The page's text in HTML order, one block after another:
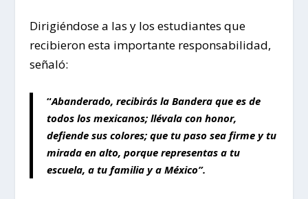
Dirigiéndose a las y los estudiantes que
recibieron esta importante responsabilidad,
señaló:
“Abanderado, recibirás la Bandera que es de
todos los mexicanos; llévala con honor,
defiende sus colores; que tu paso sea firme y tu
mirada en alto, porque representas a tu
escuela, a tu familia y a México”.